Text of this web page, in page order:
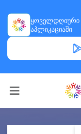
ყოველდღიური
აპლიკაციაში